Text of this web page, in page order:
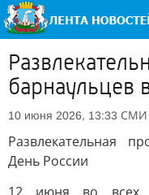
барнаульцев
10 июня 2026, 13:33 СМИ
Развлекательная
День России